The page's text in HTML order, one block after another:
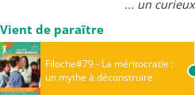
... un curieux
Vient de paraître
Filoche#79 - La méritocratie :
un mythe à déconstruire